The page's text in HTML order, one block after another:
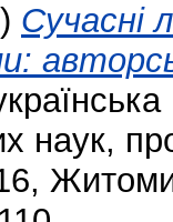
Сучасні
наук,